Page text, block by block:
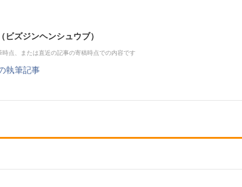
ズジンヘンシュウブ）
点、または直近の記事の寄稿時点での内容です
執筆記事